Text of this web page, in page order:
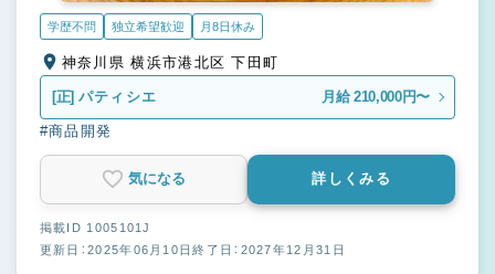
学歴不問 独立希望歓迎 月8日休み
神奈川県 横浜市港北区 下田町
[正] パティシエ 月給 210,000円〜
#商品開発
気になる 詳しくみる
掲載ID 1005101J
更新日：2025年06月10日終了日：2027年12月31日